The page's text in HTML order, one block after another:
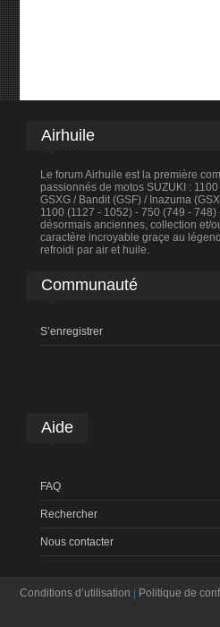
Airhuile
Le forum Airhuile est la première
passionnés de motos SUZUKI :
GSXG / Bandit (GSF) / Inazuma
1100 (1127 - 1052) - 750 (749 -
désormais anciennes, collection et/
caractère incroyable graçe au
refroidi par air et huile.
Communauté
S’enregistrer
Aide
FAQ
Rechercher
Nous contacter
Conditions d’utilisation | Politique de